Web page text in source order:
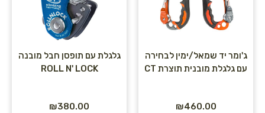
ג'ומר יד שמאל/ימין לבחירה
עם גלגלת מובנית תוצרת CT
₪460.00
גלגלת עם תופסן חבל מובנה
ROLL N' LOCK
₪380.00